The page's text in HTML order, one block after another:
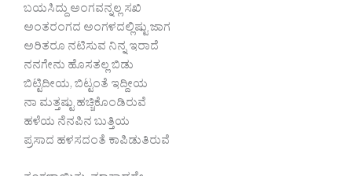
ಬಯಸಿದ್ದು ಅಂಗವನ್ನಲ್ಲ ಸಖಿ
ಅಂತರಂಗದ ಅಂಗಳದಲ್ಲಿಷ್ಟು ಜಾಗ
ಅರಿತರೂ ನಟಿಸುವ ನಿನ್ನ ಇರಾದೆ
ನನಗೇನು ಹೊಸತಲ್ಲ ಬಿಡು
ಬಿಟ್ಟಿದೀಯ, ಬಿಟ್ಟಂತೆ ಇದ್ದೀಯ
ನಾ ಮತ್ತಷ್ಟು ಹಚ್ಚಿಕೊಂಡಿರುವೆ
ಹಳೆಯ ನೆನಪಿನ ಬುತ್ತಿಯ
ಪ್ರಸಾದ ಹಳಸದಂತೆ ಕಾಪಿಡುತಿರುವೆ